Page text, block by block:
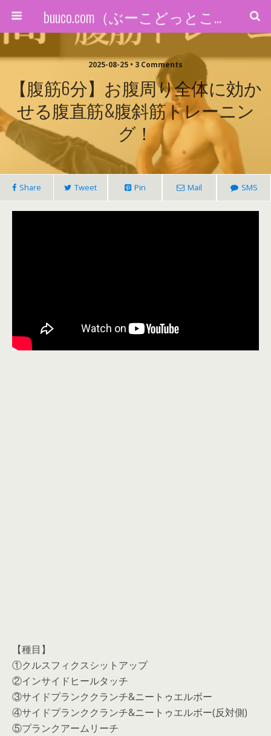
buuco.com（ぶーこどっとこむ）
2025-08-25 • 3 Comments
【腹筋6分】お腹周り全体に効か
せる腹直筋&腹斜筋トレーニン
グ！
Share Tweet Pin Mail SMS
【種目】
①クルスフィクスシットアップ
②インサイドヒールタッチ
③サイドプランククランチ&ニートゥエルボー
④サイドプランククランチ&ニートゥエルボー(反対側)
⑤プランクアームリーチ